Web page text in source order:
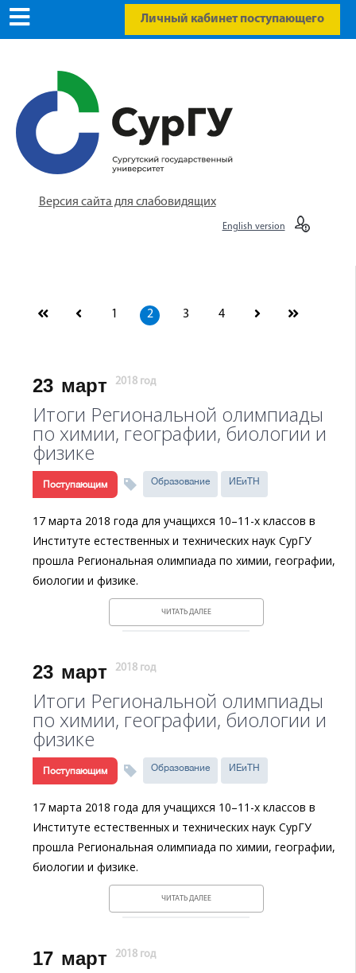
Личный кабинет поступающего
Версия сайта для слабовидящих
English version
1 2 3 4
23 март 2018 год
Итоги Региональной олимпиады
по химии, географии, биологии и
физике
Поступающим Образование ИЕиТН
17 марта 2018 года для учащихся 10–11-х классов в
Институте естественных и технических наук СурГУ
прошла Региональная олимпиада по химии, географии,
биологии и физике.
ЧИТАТЬ ДАЛЕЕ
23 март 2018 год
Итоги Региональной олимпиады
по химии, географии, биологии и
физике
Поступающим Образование ИЕиТН
17 марта 2018 года для учащихся 10–11-х классов в
Институте естественных и технических наук СурГУ
прошла Региональная олимпиада по химии, географии,
биологии и физике.
ЧИТАТЬ ДАЛЕЕ
17 март 2018 год